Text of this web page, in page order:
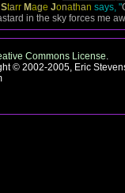
Starr Mage Jonathan says, "
in the sky forces me
Commons License.
© 2002-2005, Eric